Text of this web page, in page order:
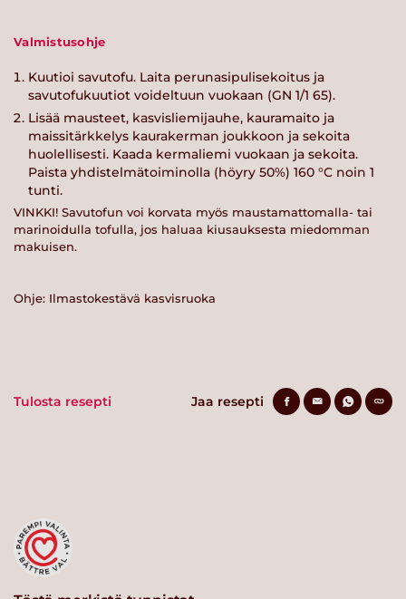
Valmistusohje
Kuutioi savutofu. Laita perunasipulisekoitus ja
savutofukuutiot voideltuun vuokaan (GN 1/1 65).
Lisää mausteet, kasvisliemijauhe, kauramaito ja
maissitärkkelys kaurakerman joukkoon ja sekoita
huolellisesti. Kaada kermaliemi vuokaan ja sekoita.
Paista yhdistelmätoiminolla (höyry 50%) 160 °C noin 1
tunti.
VINKKI! Savutofun voi korvata myös maustamattomalla- tai
marinoidulla tofulla, jos haluaa kiusauksesta miedomman
makuisen.
Ohje: Ilmastokestävä kasvisruoka
Tulosta resepti Jaa resepti